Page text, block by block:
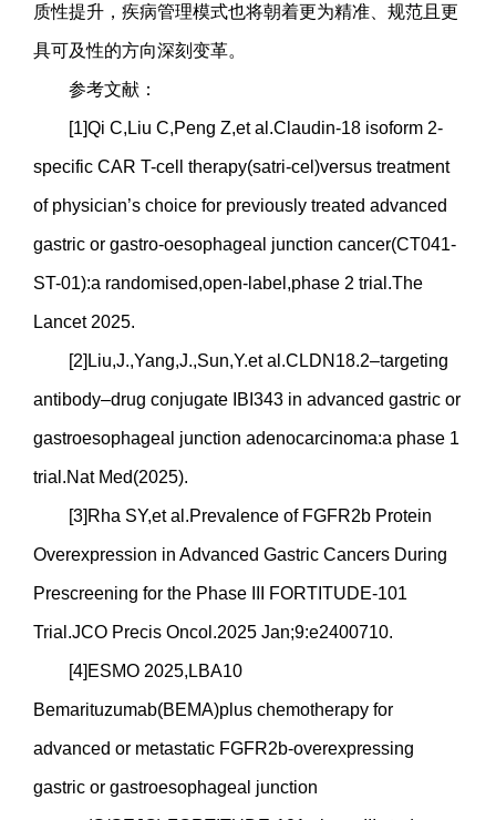
质性提升，疾病管理模式也将朝着更为精准、规范且更
具可及性的方向深刻变革。
参考文献：
[1]Qi C,Liu C,Peng Z,et al.Claudin-18 isoform 2-
specific CAR T-cell therapy(satri-cel)versus treatment
of physician’s choice for previously treated advanced
gastric or gastro-oesophageal junction cancer(CT041-
ST-01):a randomised,open-label,phase 2 trial.The
Lancet 2025.
[2]Liu,J.,Yang,J.,Sun,Y.et al.CLDN18.2–targeting
antibody–drug conjugate IBI343 in advanced gastric or
gastroesophageal junction adenocarcinoma:a phase 1
trial.Nat Med(2025).
[3]Rha SY,et al.Prevalence of FGFR2b Protein
Overexpression in Advanced Gastric Cancers During
Prescreening for the Phase III FORTITUDE-101
Trial.JCO Precis Oncol.2025 Jan;9:e2400710.
[4]ESMO 2025,LBA10
Bemarituzumab(BEMA)plus chemotherapy for
advanced or metastatic FGFR2b-overexpressing
gastric or gastroesophageal junction